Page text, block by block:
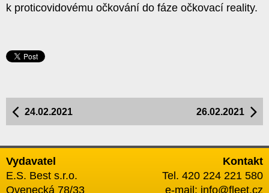
k proticovidovému očkování do fáze očkovací reality.
26.02.2021
24.02.2021
Vydavatel
E.S. Best s.r.o.
Ovenecká 78/33
Kontakt
Tel. 420 224 221 580
e-mail: info@fleet.cz